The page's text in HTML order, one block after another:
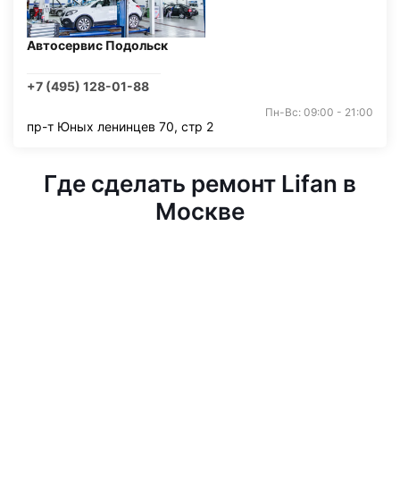
Автосервис Подольск
+7 (495) 128-01-88
Пн-Вс: 09:00 - 21:00
пр-т Юных ленинцев 70, стр 2
Где сделать ремонт Lifan в
Москве